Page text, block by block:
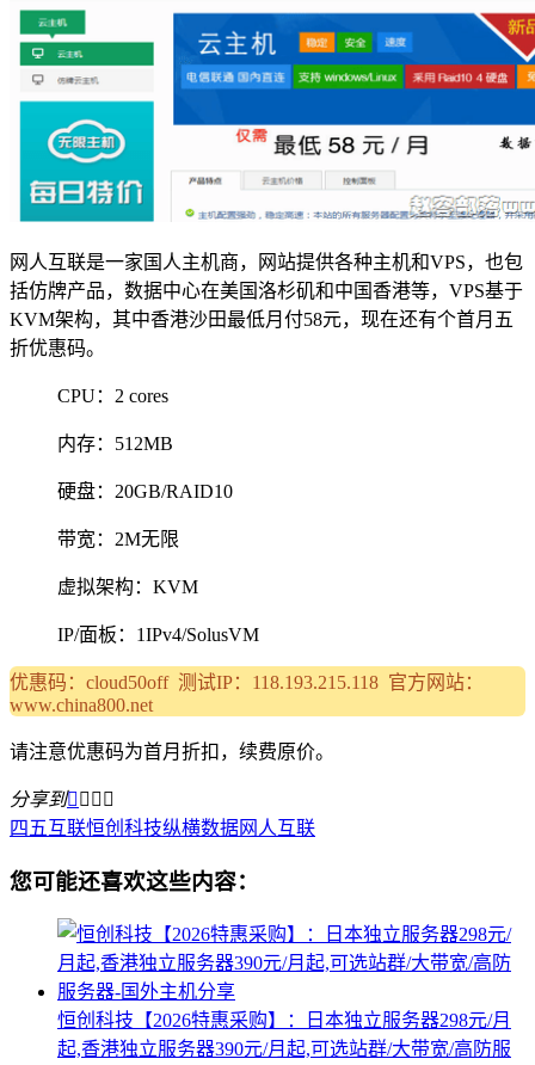
网人互联是一家国人主机商，网站提供各种主机和VPS，也包
括仿牌产品，数据中心在美国洛杉矶和中国香港等，VPS基于
KVM架构，其中香港沙田最低月付58元，现在还有个首月五
折优惠码。
CPU：2 cores
内存：512MB
硬盘：20GB/RAID10
带宽：2M无限
虚拟架构：KVM
IP/面板：1IPv4/SolusVM
优惠码：cloud50off 测试IP：118.193.215.118 官方网站：
www.china800.net
请注意优惠码为首月折扣，续费原价。
分享到   
四五互联恒创科技纵横数据网人互联
您可能还喜欢这些内容：
恒创科技【2026特惠采购】：日本独立服务器298元/月
起,香港独立服务器390元/月起,可选站群/大带宽/高防服